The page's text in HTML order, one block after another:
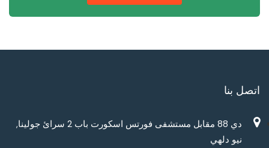
اتصل بنا
دي 88 مقابل مستشفى فورتس اسكورت باب 2 سرائ جولينا,
نيو دلهي